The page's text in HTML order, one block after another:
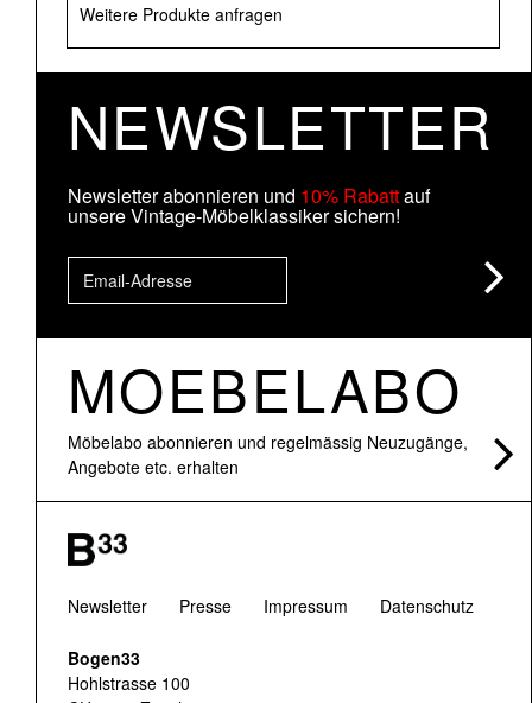
Weitere Produkte anfragen
NEWSLETTER
Newsletter abonnieren und 10% Rabattauf
unsere Vintage-Möbelklassiker sichern!
MOEBELABO
Möbelabo abonnieren und regelmässig Neuzugänge,
Angebote etc. erhalten
Newsletter Presse Impressum Datenschutz
Bogen33
Hohlstrasse 100